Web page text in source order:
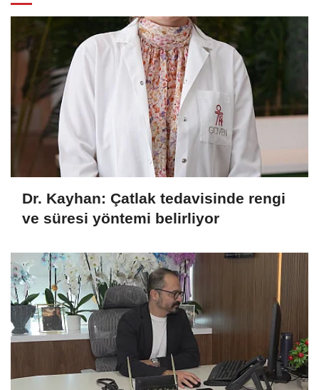
Dr. Kayhan: Çatlak tedavisinde rengi
ve süresi yöntemi belirliyor